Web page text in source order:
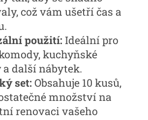
což vám ušetří čas a
použití: Ideální pro
kuchyňské
další nábytek.
set: Obsahuje 10 kusů,
množství na
renovaci vašeho